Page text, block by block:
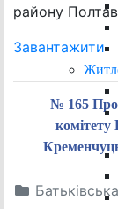
району
Завантажити
№ 165 Про
комітету